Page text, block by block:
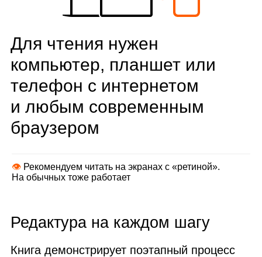
Для чтения нужен
компьютер, планшет или
телефон с интернетом
и любым современным
браузером
👁 Рекомендуем читать на экранах с «ретиной».
На обычных тоже работает
Редактура на каждом шагу
Книга демонстрирует поэтапный процесс